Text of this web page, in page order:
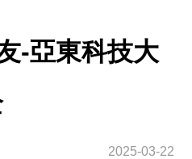
-亞東科技大
2025-03-22